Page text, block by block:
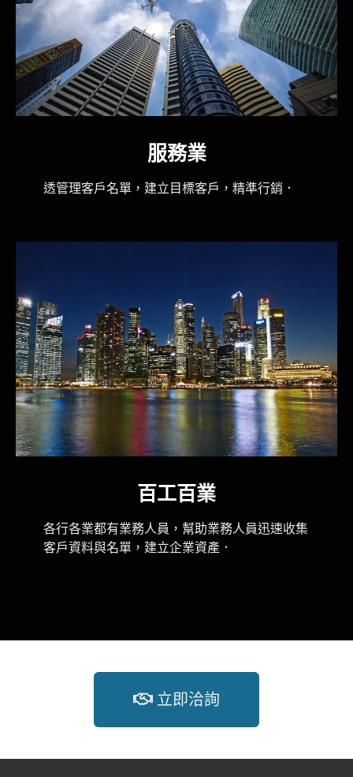
服務業
透管理客戶名單，建立目標客戶，精準行銷．
百工百業
各行各業都有業務人員，幫助業務人員迅速收集
客戶資料與名單，建立企業資產．
立即洽詢